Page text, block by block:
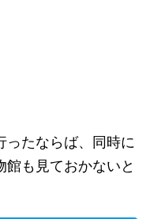
ったならば、同時に
館も見ておかないと